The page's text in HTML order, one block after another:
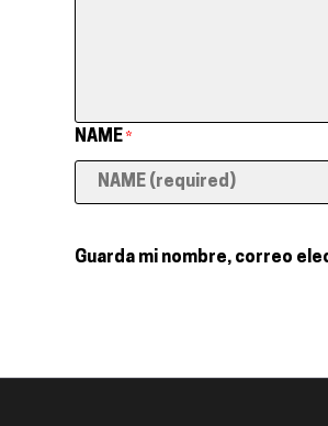
NAME *
Guarda mi nombre, correo